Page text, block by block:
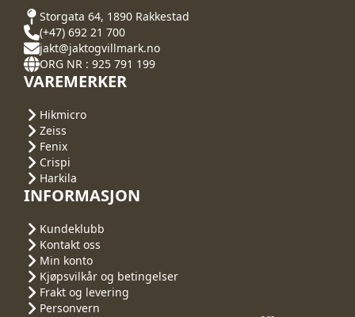
Storgata 64, 1890 Rakkestad
(+47) 692 21 700
jakt@jaktogvillmark.no
ORG NR : 925 791 199
VAREMERKER
Hikmicro
Zeiss
Fenix
Crispi
Harkila
INFORMASJON
Kundeklubb
Kontakt oss
Min konto
Kjøpsvilkår og betingelser
Frakt og levering
Personvern